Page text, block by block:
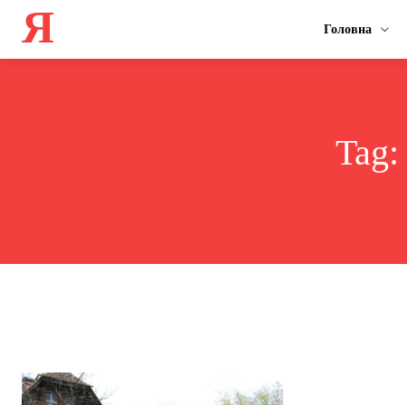
Я Головна
Tag: